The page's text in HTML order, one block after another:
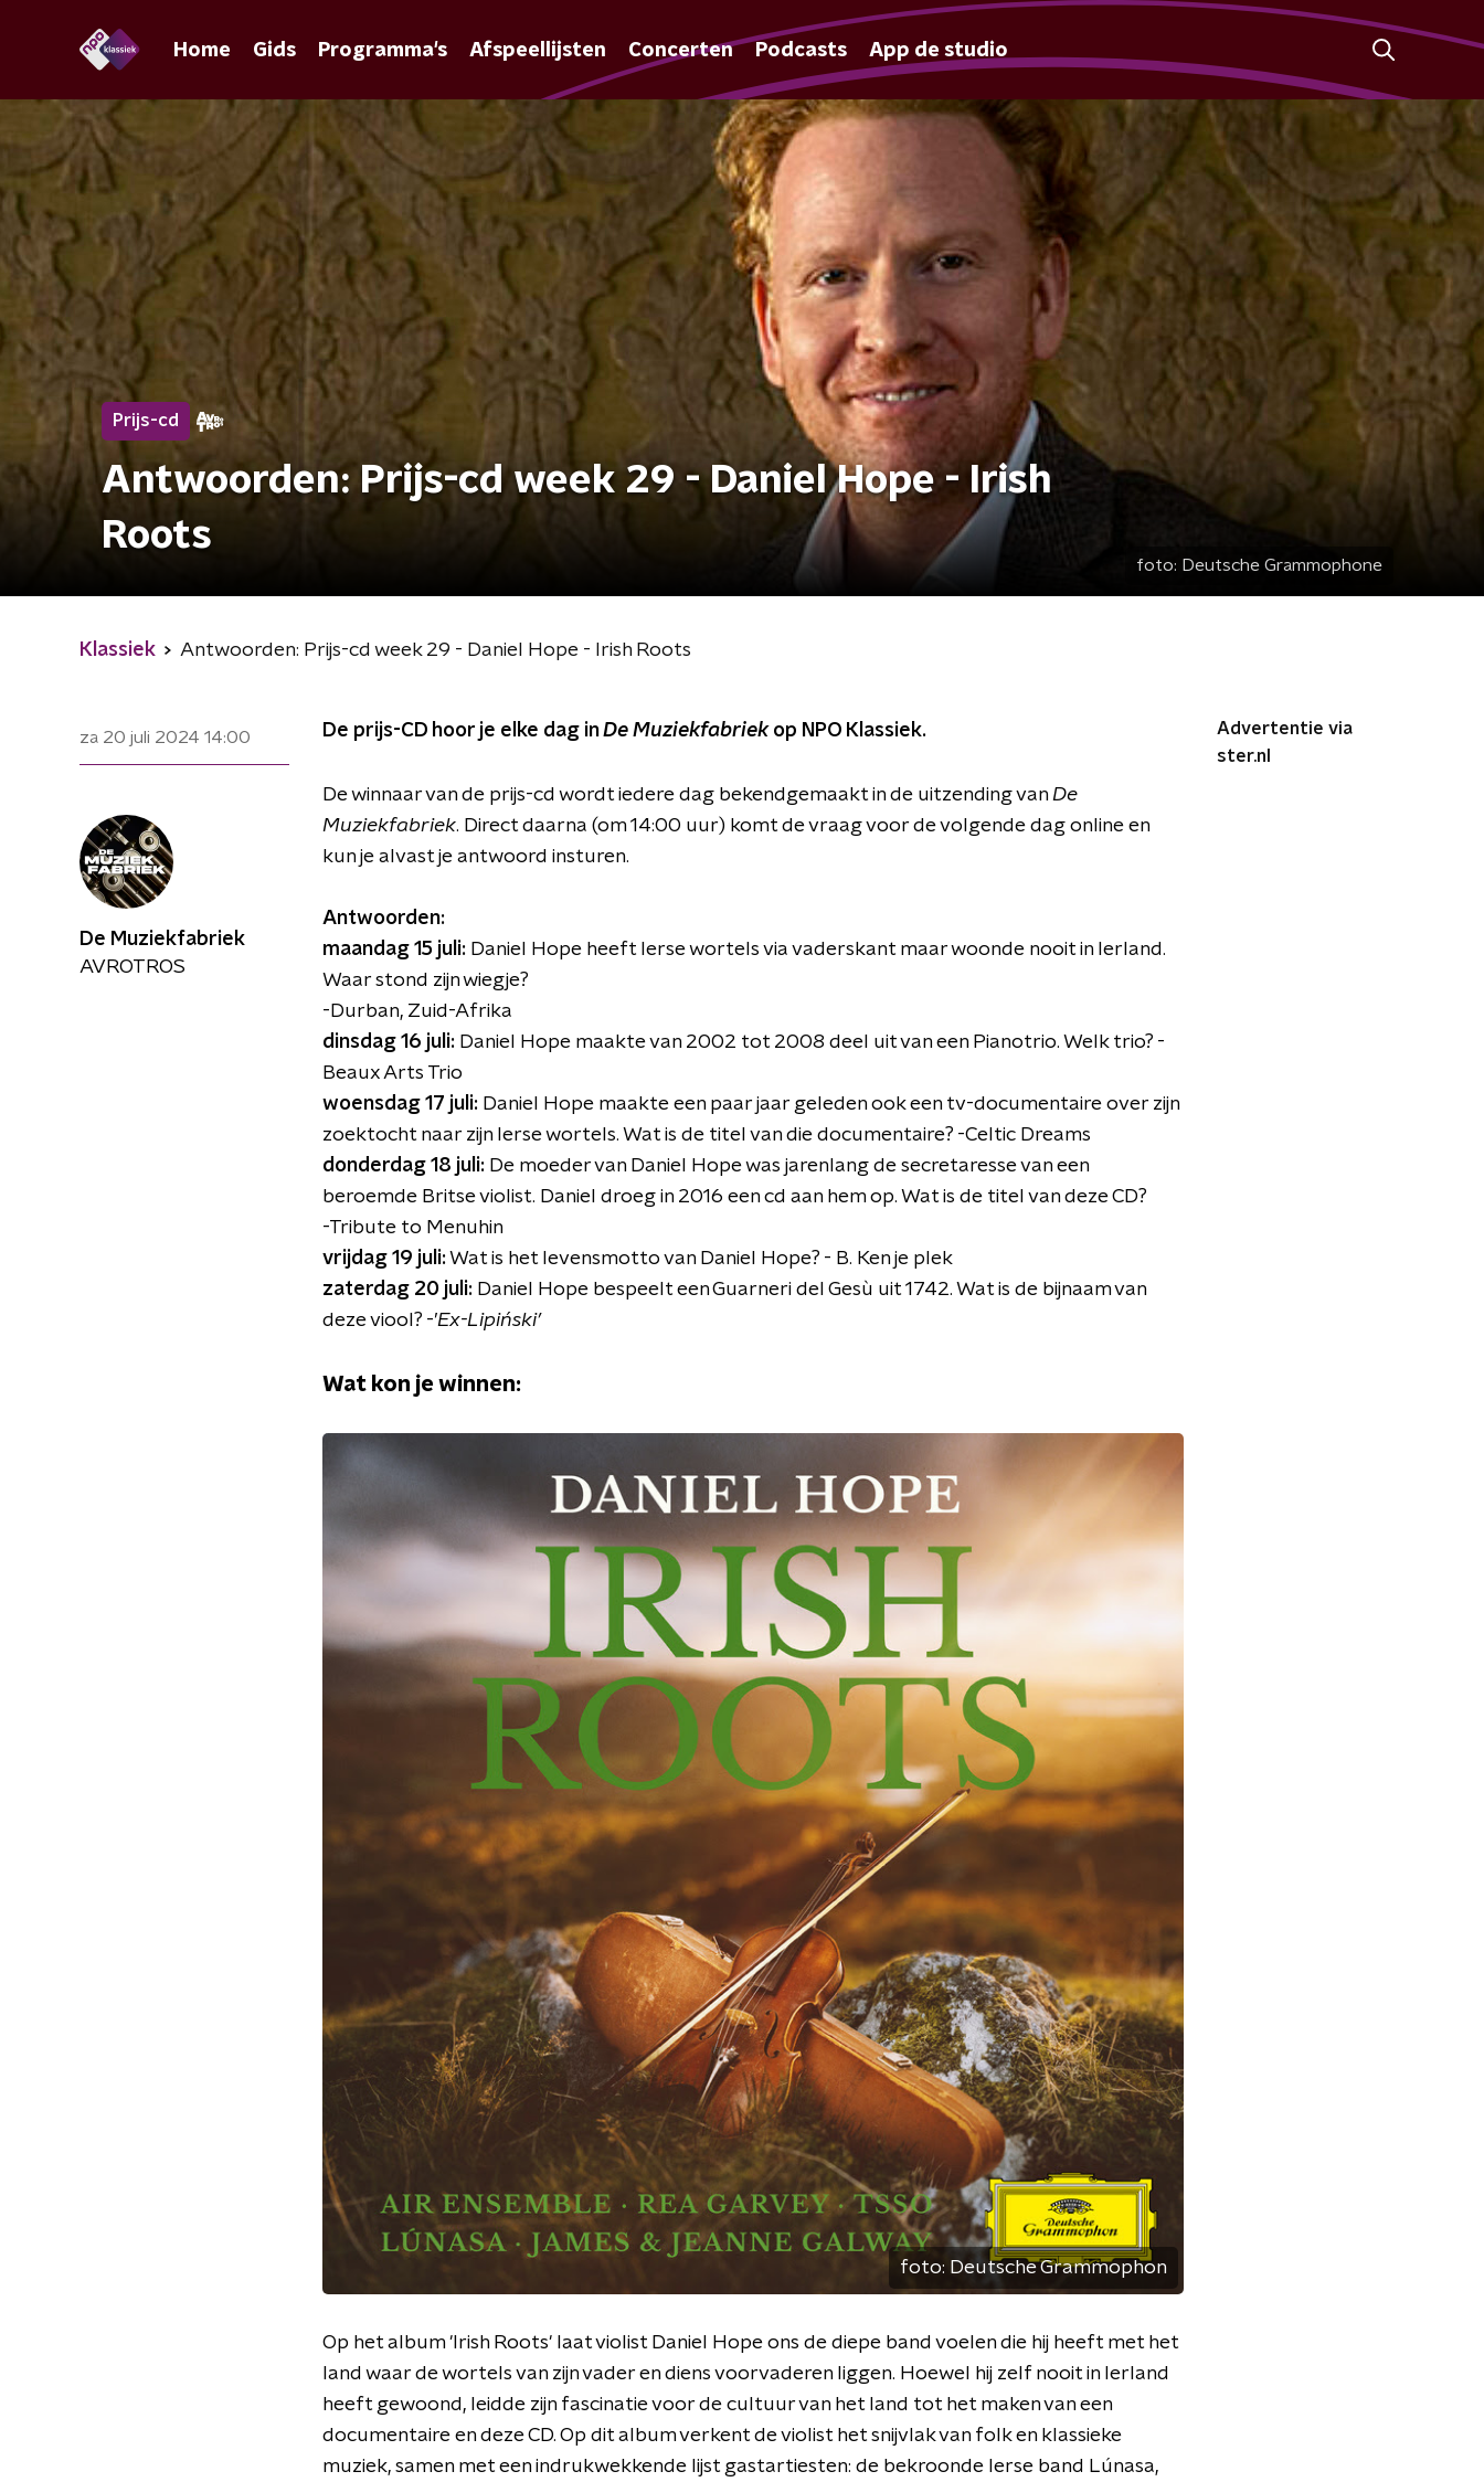
Home Gids Programma's Afspeellijsten Concerten Podcasts App de studio
Prijs-cd
Antwoorden: Prijs-cd week 29 - Daniel Hope - Irish
Roots
foto: Deutsche Grammophone
Klassiek Antwoorden: Prijs-cd week 29 - Daniel Hope - Irish Roots
za 20 juli 2024 14:00 De prijs-CD hoor je elke dag inDe Muziekfabriekop NPO Klassiek.
De winnaar van de prijs-cd wordt iedere dag bekendgemaakt in de uitzending vanDe
Muziekfabriek. Direct daarna (om 14:00 uur) komt de vraag voor de volgende dag online en
kun je alvast je antwoord insturen.
Antwoorden:
maandag 15 juli: Daniel Hope heeft Ierse wortels via vaderskant maar woonde nooit in Ierland.
Waar stond zijn wiegje?
-Durban, Zuid-Afrika
dinsdag 16 juli: Daniel Hope maakte van 2002 tot 2008 deel uit van een Pianotrio. Welk trio? -
Beaux Arts Trio
woensdag 17 juli: Daniel Hope maakte een paar jaar geleden ook een tv-documentaire over zijn
zoektocht naar zijn Ierse wortels. Wat is de titel van die documentaire? -Celtic Dreams
donderdag 18 juli: De moeder van Daniel Hope was jarenlang de secretaresse van een
beroemde Britse violist. Daniel droeg in 2016 een cd aan hem op. Wat is de titel van deze CD?
-Tribute to Menuhin
vrijdag 19 juli: Wat is het levensmotto van Daniel Hope? - B. Ken je plek
zaterdag 20 juli: Daniel Hope bespeelt een Guarneri del Gesù uit 1742. Wat is de bijnaam van
deze viool? -’Ex-Lipiński’
Wat kon je winnen:
foto: Deutsche Grammophon
Op het album 'Irish Roots' laat violist Daniel Hope ons de diepe band voelen die hij heeft met het
land waar de wortels van zijn vader en diens voorvaderen liggen. Hoewel hij zelf nooit in Ierland
heeft gewoond, leidde zijn fascinatie voor de cultuur van het land tot het maken van een
documentaire en deze CD. Op dit album verkent de violist het snijvlak van folk en klassieke
muziek, samen met een indrukwekkende lijst gastartiesten: de bekroonde Ierse band Lúnasa,
Advertentie via
ster.nl
De Muziekfabriek
AVROTROS